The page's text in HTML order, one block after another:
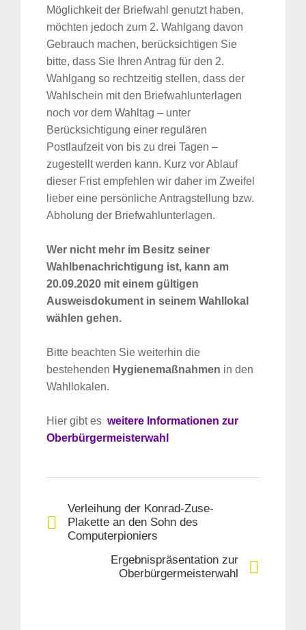
Möglichkeit der Briefwahl genutzt haben,
möchten jedoch zum 2. Wahlgang davon
Gebrauch machen, berücksichtigen Sie
bitte, dass Sie Ihren Antrag für den 2.
Wahlgang so rechtzeitig stellen, dass der
Wahlschein mit den Briefwahlunterlagen
noch vor dem Wahltag – unter
Berücksichtigung einer regulären
Postlaufzeit von bis zu drei Tagen –
zugestellt werden kann. Kurz vor Ablauf
dieser Frist empfehlen wir daher im Zweifel
lieber eine persönliche Antragstellung bzw.
Abholung der Briefwahlunterlagen.
Wer nicht mehr im Besitz seiner
Wahlbenachrichtigung ist, kann am
20.09.2020 mit einem gültigen
Ausweisdokument in seinem Wahllokal
wählen gehen.
Bitte beachten Sie weiterhin die
bestehenden Hygienemaßnahmen in den
Wahllokalen.
Hier gibt es weitere Informationen zur
Oberbürgermeisterwahl
Verleihung der Konrad-Zuse-
Plakette an den Sohn des
Computerpioniers
Ergebnispräsentation zur
Oberbürgermeisterwahl